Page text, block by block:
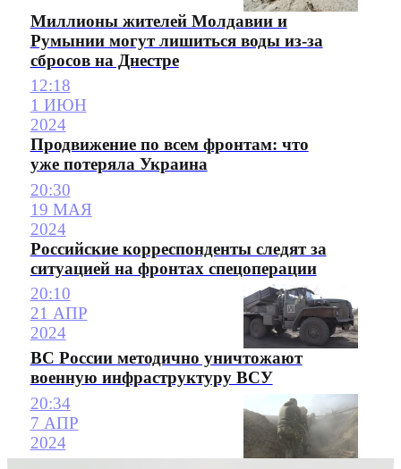
Миллионы жителей Молдавии и
Румынии могут лишиться воды из-за
сбросов на Днестре
12:18
1 ИЮН
2024
Продвижение по всем фронтам: что
уже потеряла Украина
20:30
19 МАЯ
2024
Российские корреспонденты следят за
ситуацией на фронтах спецоперации
20:10
21 АПР
2024
ВС России методично уничтожают
военную инфраструктуру ВСУ
20:34
7 АПР
2024